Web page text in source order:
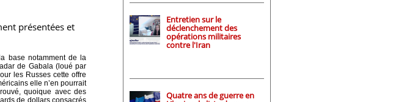
présentées et
base notamment de la
de Gabala (loué par
les Russes cette offre
elle n’en pourrait
quoique avec des
Entretien sur le
déclenchement des
opérations militaires
contre l'Iran
Quatre ans de guerre en